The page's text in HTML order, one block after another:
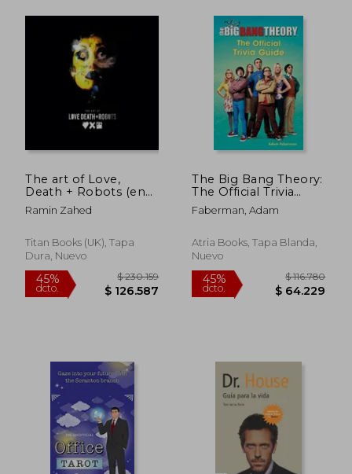
45%
dcto.
The art of Love,
Death + Robots (en
Inglés)
Ramin Zahed
Titan Books (UK), Tapa
Dura, Nuevo
The Big Bang Theory:
The Official Trivia
Guide (en Inglés)
Faberman, Adam
Atria Books, Tapa Blanda,
Nuevo